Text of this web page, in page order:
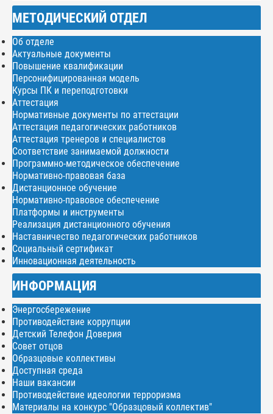
МЕТОДИЧЕСКИЙ ОТДЕЛ
Об отделе
Актуальные документы
Повышение квалификации
Персонифицированная модель
Курсы ПК и переподготовки
Аттестация
Нормативные документы по аттестации
Аттестация педагогических работников
Аттестация тренеров и специалистов
Соответствие занимаемой должности
Программно-методическое обеспечение
Нормативно-правовая база
Дистанционное обучение
Нормативно-правовое обеспечение
Платформы и инструменты
Реализация дистанционного обучения
Наставничество педагогических работников
Социальный сертификат
Инновационная деятельность
ИНФОРМАЦИЯ
Энергосбережение
Противодействие коррупции
Детский Телефон Доверия
Совет отцов
Образцовые коллективы
Доступная среда
Наши вакансии
Противодействие идеологии терроризма
Материалы на конкурс "Образцовый коллектив"